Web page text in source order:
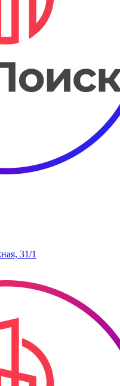
31/1